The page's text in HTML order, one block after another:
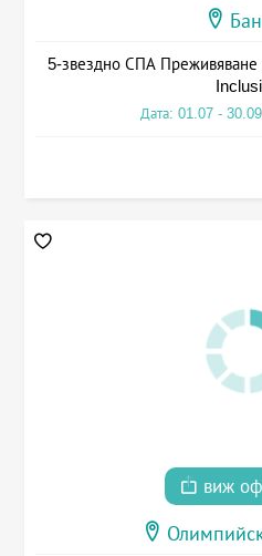
5-звездно СПА Преживяване
Дата: 01.07 -
виж